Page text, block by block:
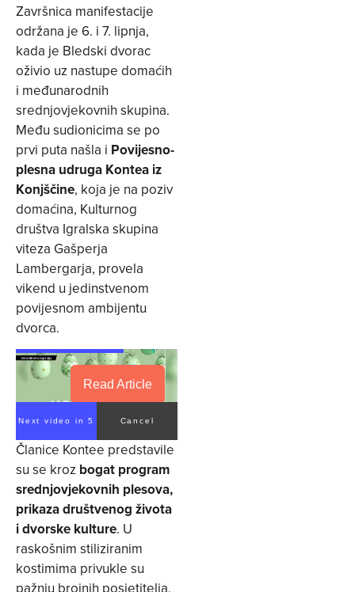
Završnica manifestacije
održana je 6. i 7. lipnja,
kada je Bledski dvorac
oživio uz nastupe domaćih
i međunarodnih
srednjovjekovnih skupina.
Među sudionicima se po
prvi puta našla i Povijesno-
plesna udruga Kontea iz
Konjščine, koja je na poziv
domaćina, Kulturnog
društva Igralska skupina
viteza Gašperja
Lambergarja, provela
vikend u jedinstvenom
povijesnom ambijentu
dvorca.
Read Article
Next video in 4 Cancel
Članice Kontee predstavile
su se kroz bogat program
srednjovjekovnih plesova,
prikaza društvenog života
i dvorske kulture. U
raskošnim stiliziranim
kostimima privukle su
pažnju brojnih posjetitelja,